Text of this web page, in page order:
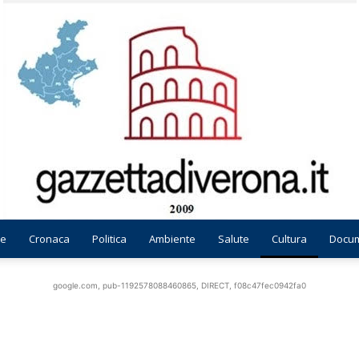
Cronaca Politica Ambiente Salute Cultura
google.com, pub-1192578088460865, DIRECT, f08c47fec0942fa0